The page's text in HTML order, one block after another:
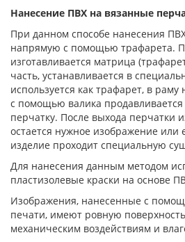
Нанесение ПВХ на вязанные
При данном способе нанесения
напрямую с помощью трафарета.
изготавливается матрица
часть, устанавливается в
используется как трафарет, в
с помощью валика
перчатку. После выхода перчатки
остается нужное изображение или
изделие проходит специальную
Для нанесения данным методом
пластизолевые краски на основе
Изображения, нанесенные с
печати, имеют ровную
механическим воздействиям и